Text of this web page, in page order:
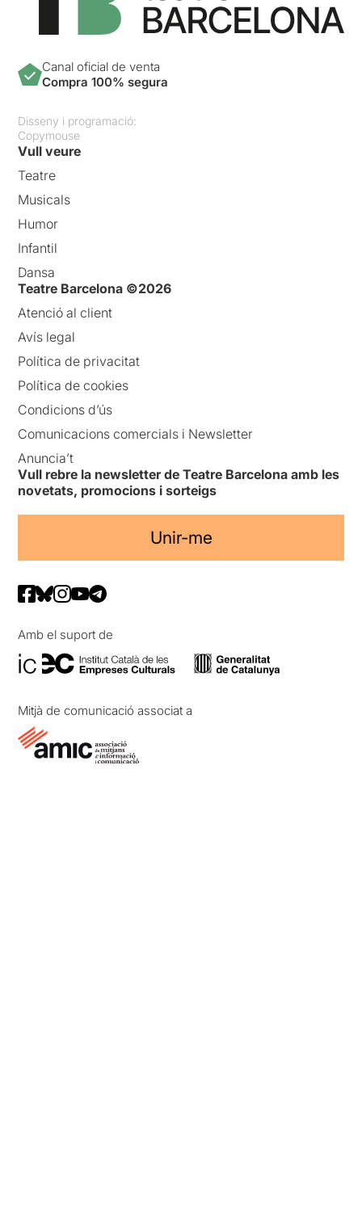
Canal oficial de venta
Compra 100% segura
Disseny i programació:
Copymouse
Vull veure
Teatre
Musicals
Humor
Infantil
Dansa
Teatre Barcelona ©2026
Atenció al client
Avís legal
Política de privacitat
Política de cookies
Condicions d’ús
Comunicacions comercials i Newsletter
Anuncia’t
Vull rebre la newsletter de Teatre Barcelona amb les
novetats, promocions i sorteigs
Unir-me
Amb el suport de
Mitjà de comunicació associat a